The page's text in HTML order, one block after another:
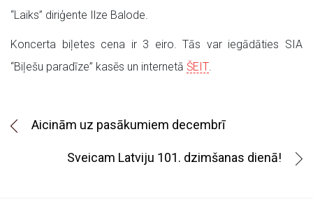
“Laiks” diriģente Ilze Balode.
Koncerta biļetes cena ir 3 eiro. Tās var iegādāties SIA
“Biļešu paradīze” kasēs un internetā ŠEIT.
Aicinām uz pasākumiem decembrī
Sveicam Latviju 101. dzimšanas dienā!